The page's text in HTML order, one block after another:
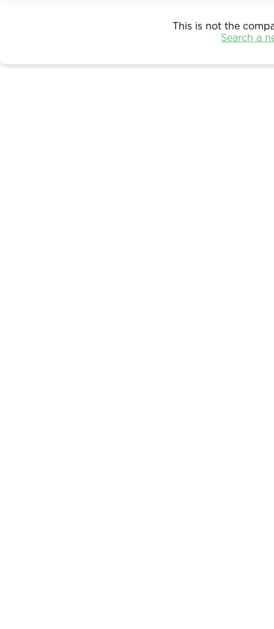
This is not the
Search a